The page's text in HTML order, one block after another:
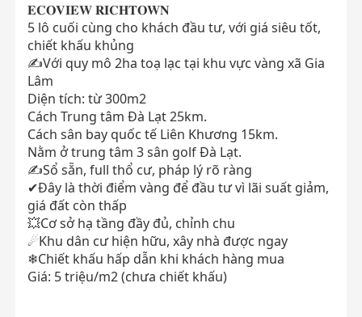
𝐄𝐂𝐎𝐕𝐈𝐄𝐖 𝐑𝐈𝐂𝐇𝐓𝐎𝐖𝐍
5 lô cuối cùng cho khách đầu tư, với giá siêu tốt,
chiết khấu khủng
✍Với quy mô 2ha toạ lạc tại khu vực vàng xã Gia
Lâm
Diện tích: từ 300m2
Cách Trung tâm Đà Lạt 25km.
Cách sân bay quốc tế Liên Khương 15km.
Nằm ở trung tâm 3 sân golf Đà Lạt.
✍Sổ sẵn, full thổ cư, pháp lý rõ ràng
✔Đây là thời điểm vàng để đầu tư vì lãi suất giảm,
giá đất còn thấp
💥Cơ sở hạ tầng đầy đủ, chỉnh chu
☄Khu dân cư hiện hữu, xây nhà được ngay
❄Chiết khấu hấp dẫn khi khách hàng mua
Giá: 5 triệu/m2 (chưa chiết khấu)